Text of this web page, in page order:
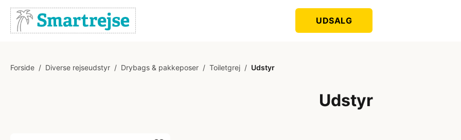
UDSALG
Forside / Diverse rejseudstyr / Drybags & pakkeposer / Toiletgrej / Udstyr
Udstyr